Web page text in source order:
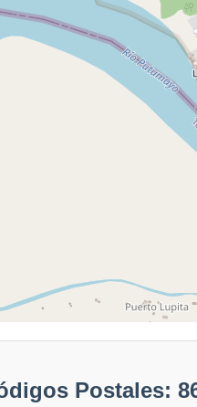
Postales: